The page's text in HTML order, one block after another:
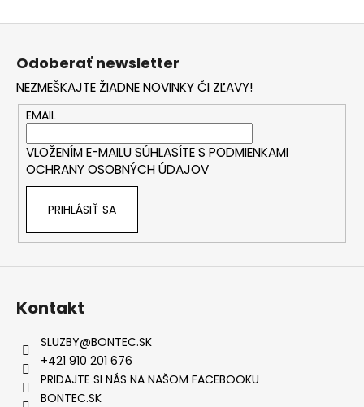
Z
Odoberať newsletter
NEZMEŠKAJTE ŽIADNE NOVINKY ČI ZĽAVY!
EMAIL
VLOŽENÍM E-MAILU SÚHLASÍTE S PODMIENKAMI
OCHRANY OSOBNÝCH ÚDAJOV
PRIHLÁSIŤ SA
Kontakt
SLUZBY@BONTEC.SK
+421 910 201 676
PRIDAJTE SI NÁS NA NAŠOM FACEBOOKU
BONTEC.SK